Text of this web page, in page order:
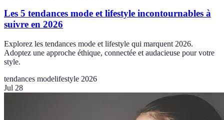
Les 5 tendances mode et lifestyle incontournables à
suivre en 2026
Explorez les tendances mode et lifestyle qui marquent 2026.
Adoptez une approche éthique, connectée et audacieuse pour votre
style.
tendances modelifestyle 2026
Jul 28